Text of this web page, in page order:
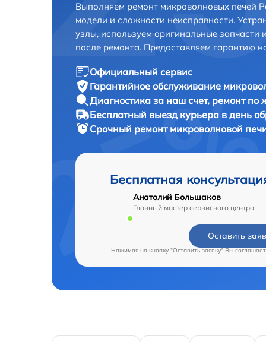
Выполняем ремонт микроволновых печей
модели и сложности неисправности.
узлы, используем оригинальные
после ремонта. Предоставляем гарантию
Официальный сервис
Гарантийное обслуживание
Диагностика за наш счет, ремонт по
Бесплатный выезд курьера в день
Срочный ремонт микроволновой
Бесплатная
Анатолий Большаков
Главный мастер сервисного центра
Оставить
Нажимая на кнопку "Оставить заявку" Вы